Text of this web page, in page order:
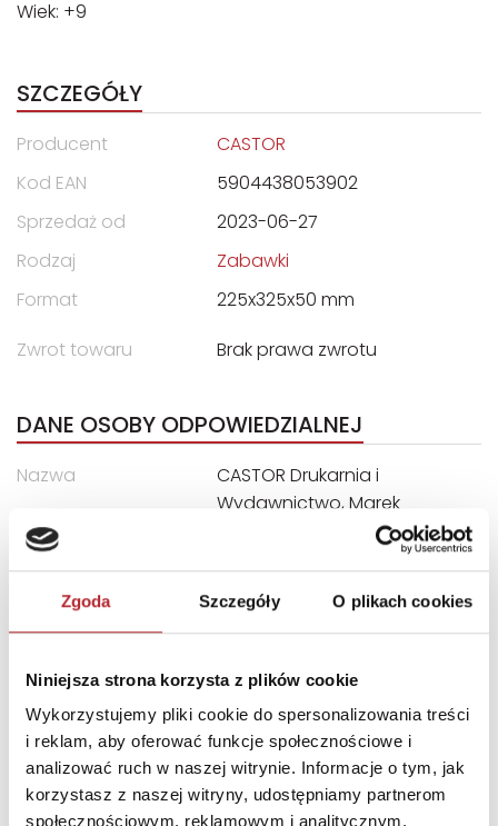
Zgoda Szczegóły O plikach cookies
Niniejsza strona korzysta z plików cookie
Wykorzystujemy pliki cookie do spersonalizowania treści
i reklam, aby oferować funkcje społecznościowe i
analizować ruch w naszej witrynie. Informacje o tym, jak
korzystasz z naszej witryny, udostępniamy partnerom
społecznościowym, reklamowym i analitycznym.
Wiek: +9
SZCZEGÓŁY
Producent
CASTOR
Kod EAN
5904438053902
Sprzedaż od
2023-06-27
Rodzaj
Zabawki
Format
225x325x50 mm
Zwrot towaru
Brak prawa zwrotu
DANE OSOBY ODPOWIEDZIALNEJ
Nazwa
CASTOR Drukarnia i
Wydawnictwo, Marek
Bryła, Wojciech Lipiński Sp.
ul. Władysława Łokietka 119
Kod pocztowy
31-263
Miasto
Kraków
E-mail
castor@castor.pl
INNI KLIENCI KUPOWALI